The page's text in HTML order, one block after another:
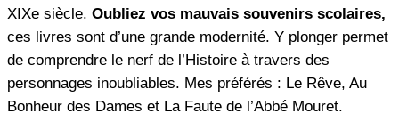
XIXe siècle. Oubliez vos mauvais souvenirs scolaires,
ces livres sont d’une grande modernité. Y plonger permet
de comprendre le nerf de l’Histoire à travers des
personnages inoubliables. Mes préférés : Le Rêve, Au
Bonheur des Dames et La Faute de l’Abbé Mouret.